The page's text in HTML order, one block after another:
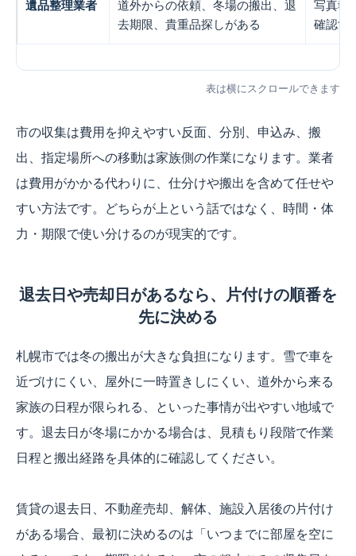
遺品整理業者
道外からの依頼、冬場の搬出、退
去期限、貴重品探しがある
写真報
確認す
表は横にスクロールできます
市の収集は費用を抑えやすい反面、分別、申込み、搬
出、指定場所への移動は家族側の作業になります。業者
は費用がかかる代わりに、仕分けや搬出を含めて任せや
すい方法です。どちらが上という話ではなく、時間・体
力・期限で使い分けるのが現実的です。
退去日や売却日があるなら、片付けの順番を
先に決める
札幌市では冬の搬出が大きな負担になります。雪で車を
近づけにくい、屋外に一時置きしにくい、道外から来る
家族の日程が限られる、といった事情が出やすい地域で
す。退去日が冬場にかかる場合は、見積もり段階で作業
日程と搬出経路を具体的に確認してください。
賃貸の退去日、不動産売却、解体、施設入居後の片付け
がある場合、最初に決めるのは「いつまでに部屋を空に